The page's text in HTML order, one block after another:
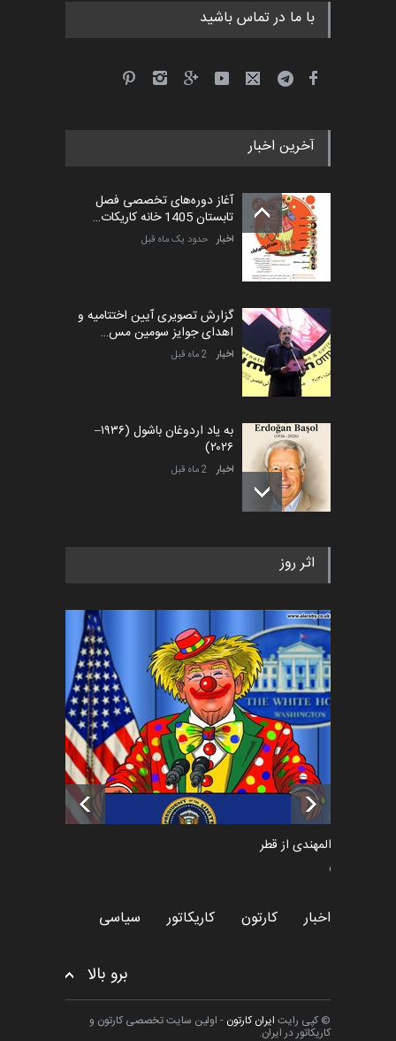
با ما در تماس باشید
آخرین اخبار
آغاز دوره‌های تخصصی فصل
تابستان 1405 خانه کاریکات…
اخبار حدود یک ماه قبل
گزارش تصویری آیین اختتامیه و
اهدای جوایز سومین مس…
اخبار 2 ماه قبل
به یاد اردوغان باشول (۱۹۳۶–
۲۰۲۶)
اخبار 2 ماه قبل
رویداد کارگاهی کارتون و پوستر
اخبار 5 ماه قبل
فراخوان رویداد کارگاهی کارتون و
پوستر "ایران سربل…
اخبار 6 ماه قبل
تسلیت به همکار | سهراب خیری
اخبار 6 ماه قبل
اثر روز
سعد المهندی از قطر
سیاسی
اخبار کارتون کاریکاتور سیاسی
برو بالا
© کپی رایت ایران کارتون - اولین سایت تخصصی کارتون و
کاریکاتور در ایران.